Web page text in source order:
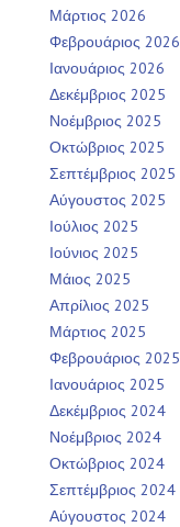
Μάρτιος 2026
Φεβρουάριος 2026
Ιανουάριος 2026
Δεκέμβριος 2025
Νοέμβριος 2025
Οκτώβριος 2025
Σεπτέμβριος 2025
Αύγουστος 2025
Ιούλιος 2025
Ιούνιος 2025
Μάιος 2025
Απρίλιος 2025
Μάρτιος 2025
Φεβρουάριος 2025
Ιανουάριος 2025
Δεκέμβριος 2024
Νοέμβριος 2024
Οκτώβριος 2024
Σεπτέμβριος 2024
Αύγουστος 2024